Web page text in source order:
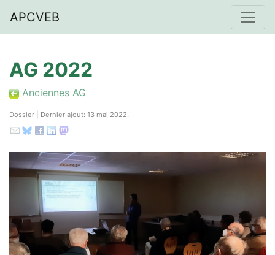
APCVEB
AG 2022
Anciennes AG
Dossier | Dernier ajout: 13 mai 2022.